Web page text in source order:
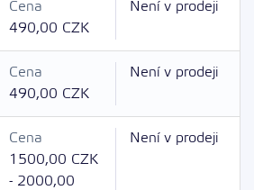
Cena
490,00 CZK
Není v prodeji
Cena
490,00 CZK
Není v prodeji
Cena
1500,00 CZK
- 2000,00
Není v prodeji